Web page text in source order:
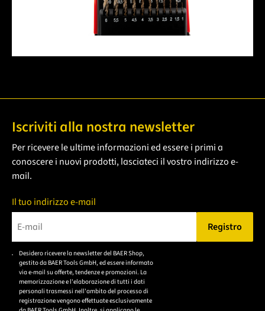
Iscriviti alla nostra newsletter
Per ricevere le ultime informazioni ed essere i primi a
conoscere i nuovi prodotti, lasciateci il vostro indirizzo e-
mail.
Il tuo indirizzo e-mail
Bitte geben Sie eine gültige E-Mail-Adresse ein.
Registro
Desidero ricevere la newsletter del BAER Shop,
gestito da BAER Tools GmbH, ed essere informato
via e-mail su offerte, tendenze e promozioni. La
memorizzazione e l'elaborazione di tutti i dati
personali trasmessi nell'ambito del processo di
registrazione vengono effettuate esclusivamente